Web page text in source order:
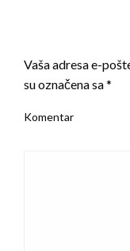
Vaša adresa e-
su označena sa*
Komentar